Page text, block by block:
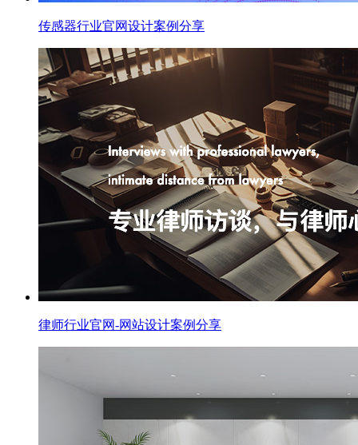
传感器行业官网设计案例分享
律师行业官网-网站设计案例分享